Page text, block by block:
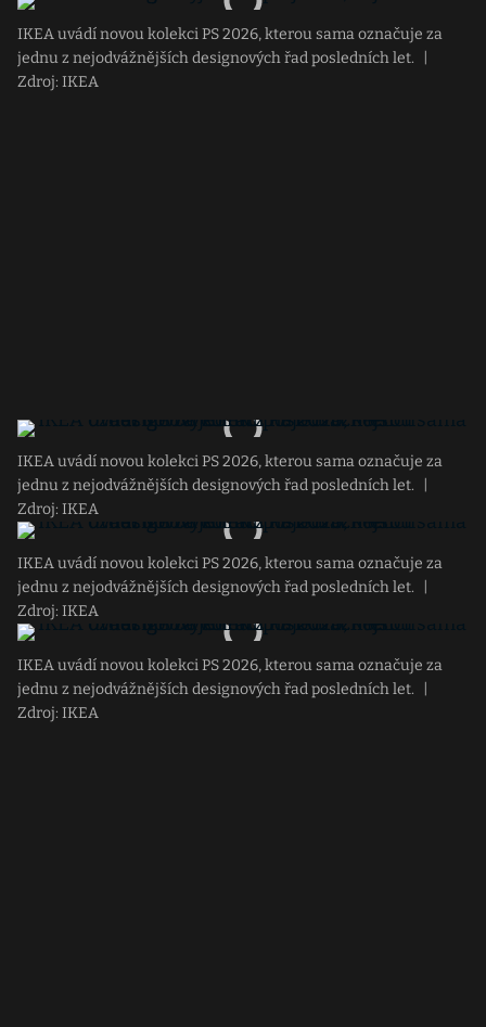
IKEA uvádí novou kolekci PS 2026, kterou sama označuje za
jednu z nejodvážnějších designových řad posledních let.
Zdroj: IKEA
IKEA uvádí novou kolekci PS 2026, kterou sama označuje za
jednu z nejodvážnějších designových řad posledních let.
Zdroj: IKEA
IKEA uvádí novou kolekci PS 2026, kterou sama označuje za
jednu z nejodvážnějších designových řad posledních let.
Zdroj: IKEA
IKEA uvádí novou kolekci PS 2026, kterou sama označuje za
jednu z nejodvážnějších designových řad posledních let.
Zdroj: IKEA